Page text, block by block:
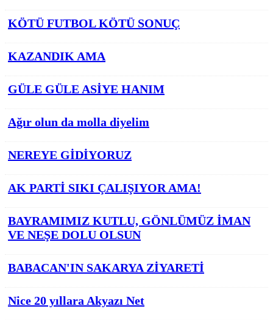
KÖTÜ FUTBOL KÖTÜ SONUÇ
KAZANDIK AMA
GÜLE GÜLE ASİYE HANIM
Ağır olun da molla diyelim
NEREYE GİDİYORUZ
AK PARTİ SIKI ÇALIŞIYOR AMA!
BAYRAMIMIZ KUTLU, GÖNLÜMÜZ İMAN
VE NEŞE DOLU OLSUN
BABACAN'IN SAKARYA ZİYARETİ
Nice 20 yıllara Akyazı Net